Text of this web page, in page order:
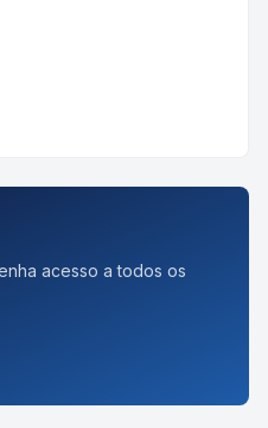
acesso a todos os